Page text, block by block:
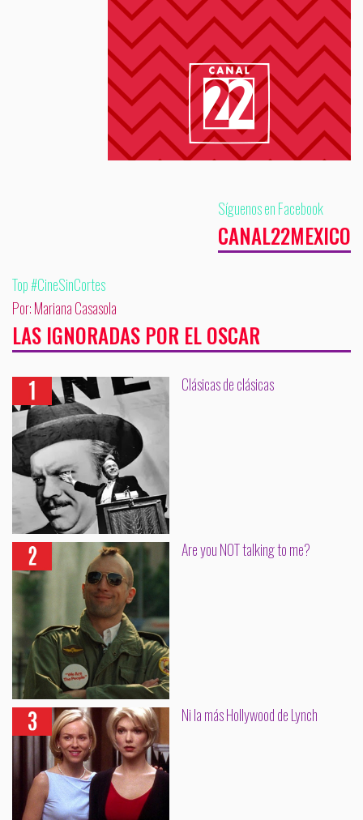
Síguenos en Facebook
CANAL22MEXICO
Top #CineSinCortes
Por: Mariana Casasola
LAS IGNORADAS POR EL OSCAR
Clásicas de clásicas
Are you NOT talking to me?
Ni la más Hollywood de Lynch